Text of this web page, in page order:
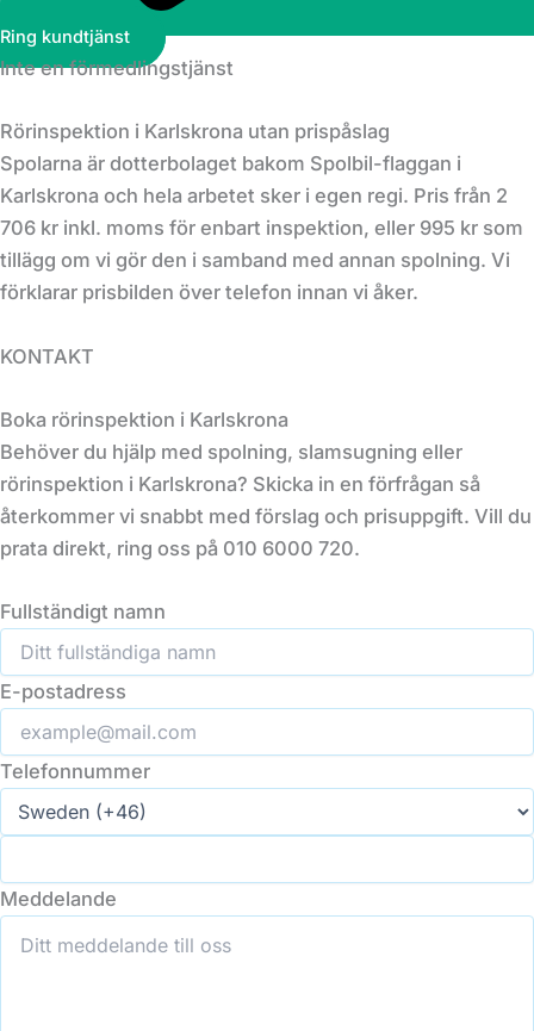
Ring kundtjänst
Inte en förmedlingstjänst
Rörinspektion i Karlskrona utan prispåslag
Spolarna är dotterbolaget bakom Spolbil-flaggan i
Karlskrona och hela arbetet sker i egen regi. Pris från 2
706 kr inkl. moms för enbart inspektion, eller 995 kr som
tillägg om vi gör den i samband med annan spolning. Vi
förklarar prisbilden över telefon innan vi åker.
KONTAKT
Boka rörinspektion i Karlskrona
Behöver du hjälp med spolning, slamsugning eller
rörinspektion i Karlskrona? Skicka in en förfrågan så
återkommer vi snabbt med förslag och prisuppgift. Vill du
prata direkt, ring oss på 010 6000 720.
Fullständigt namn
E-postadress
Telefonnummer
Meddelande